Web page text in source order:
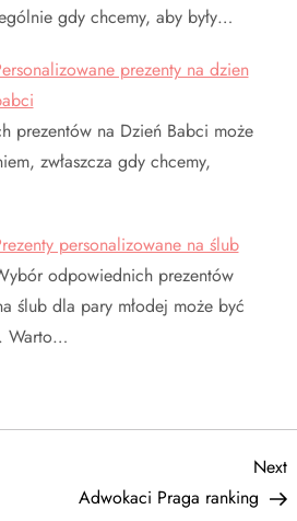
gdy chcemy, aby były…
prezenty na dzien
prezentów na Dzień Babci może
zwłaszcza gdy chcemy,
personalizowane na ślub
odpowiednich prezentów
ślub dla pary młodej może być
Warto…
Next
Adwokaci Praga ranking